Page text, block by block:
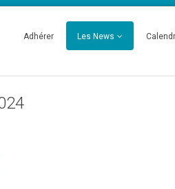
Adhérer Les News